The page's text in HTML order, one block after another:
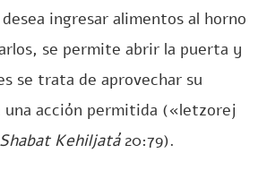
ingresar alimentos al horno
se permite abrir la puerta y
se trata de aprovechar su
una acción permitida («letzorej
Kehiljatá20:79).